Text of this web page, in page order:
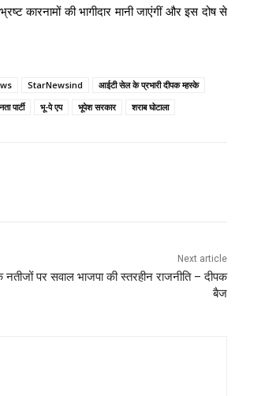
कारनामों की भागीदार मानी जाएंगीं और इस दोष से
StarNewsind
आईटी सेल के प्रभारी दीपक म्हस्के
पार्टी भू-पे एप भूपेश सरकार शराब घोटाला
Next article
पर सवाल भाजपा की स्तरहीन राजनीति – दीपक
बैज